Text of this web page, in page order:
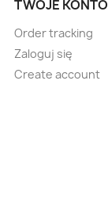
TWOJE KONTO
Order tracking
Zaloguj się
Create account